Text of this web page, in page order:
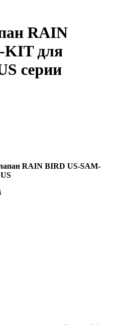
RAIN
KIT для
серии
RAIN BIRD US-SAM-